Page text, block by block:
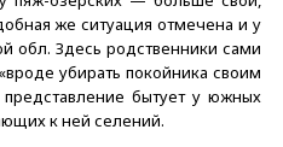
же ситуация отмечена и у
обл. Здесь родственники сами
убирать покойника своим
бытует у южных
к ней селений.